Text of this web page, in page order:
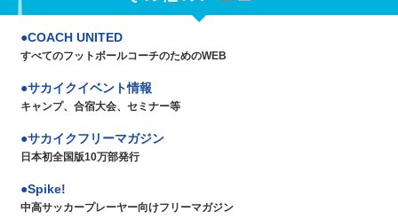
COACH UNITED
すべてのフットボールコーチのためのWEB
サカイクイベント情報
キャンプ、合宿大会、セミナー等
サカイクフリーマガジン
日本初全国版10万部発行
Spike!
中高サッカープレーヤー向けフリーマガジン